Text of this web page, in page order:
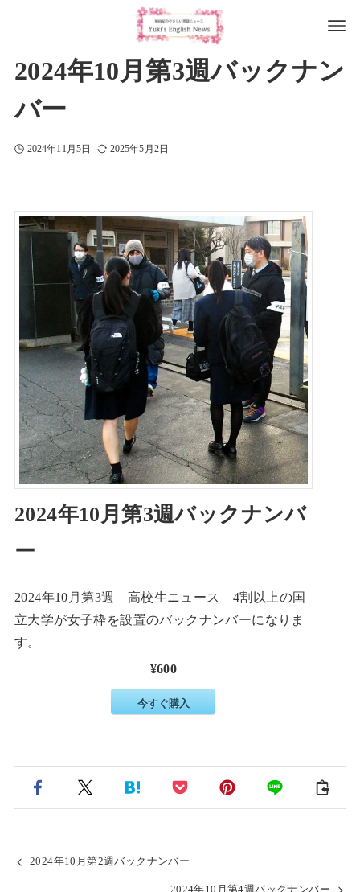
2024年10月第3週バックナン
バー
2024年11月5日 2025年5月2日
2024年10月第3週バックナンバ
ー
2024年10月第3週 高校生ニュース 4割以上の国
立大学が女子枠を設置のバックナンバーになりま
す。
¥600
今すぐ購入
2024年10月第2週バックナンバー